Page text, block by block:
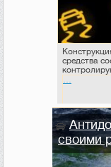
средства
…
своими